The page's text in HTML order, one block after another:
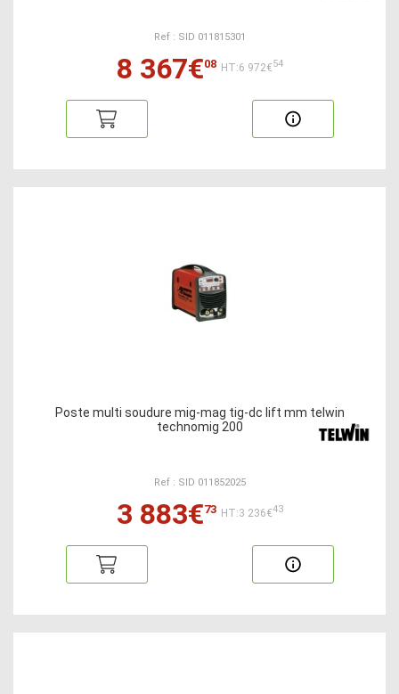
Ref : SID 011815301
8 367€08 HT:6 972€54
Poste multi soudure mig-mag tig-dc lift mm telwin
technomig 200
Ref : SID 011852025
3 883€73 HT:3 236€43